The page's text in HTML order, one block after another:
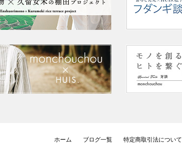
ホーム ブログ一覧 特定商取引法について